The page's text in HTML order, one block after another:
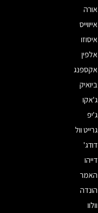
אורה
אייווייס
איסוזו
אלפין
אקספנג
ביואיק
ג'אקו
ג'יפ
גרייט וול
דודג'
דייהו
האמר
הונדה
וולוו